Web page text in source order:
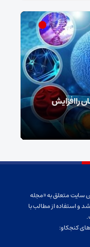
را افزایش
سایت متعلق به «مجله
و استفاده از مطالب با
کنجکاو: